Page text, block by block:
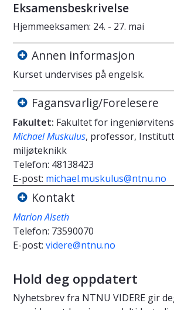
Eksamensbeskrivelse
Hjemmeeksamen: 24. - 27. mai
Annen informasjon
Kurset undervises på engelsk.
Fagansvarlig/Forelesere
Fakultet: Fakultet for
Michael Muskulus, professor,
miljøteknikk
Telefon: 48138423
E-post: michael.muskulus@ntnu.no
Kontakt
Marion Alseth
Telefon: 73590070
E-post: videre@ntnu.no
Hold deg oppdatert
Nyhetsbrev fra NTNU VIDERE gir